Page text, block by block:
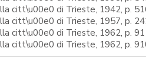
citt\u00e0 di Trieste, 1942, p.
citt\u00e0 di Trieste, 1957, p.
citt\u00e0 di Trieste, 1962, p.
citt\u00e0 di Trieste, 1962, p.